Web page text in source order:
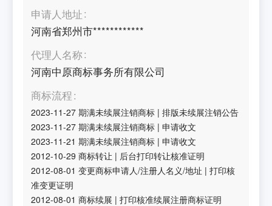
申请人地址
河南省郑州市************
代理人名称
河南中原商标事务所有限公司
商标流程
2023-11-27 期满未续展注销商标 |排版未续展注销公告
2023-11-27 期满未续展注销商标 |申请收文
2023-11-21 期满未续展注销商标 |申请收文
2012-10-29 商标转让 | 后台打印转让核准证明
2012-08-01 变更商标申请人/注册人名义/地址 |打印核
准变更证明
2012-08-01 商标续展 |打印核准续展注册商标证明